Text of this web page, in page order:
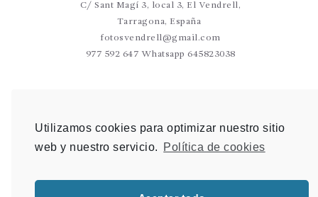
Utilizamos cookies para optimizar nuestro sitio
web y nuestro servicio.
Política de cookies
C/ Sant Magí 3, local 3, El Vendrell,
Tarragona, España
fotosvendrell@gmail.com
977 592 647 Whatsapp 645823038
photovalls@gmail.com
977 600 904 Whatsapp 648 907 489